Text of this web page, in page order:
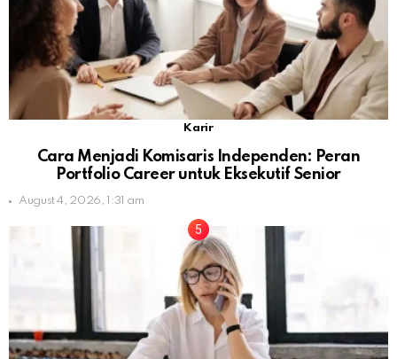
Karir
Cara Menjadi Komisaris Independen: Peran
Portfolio Career untuk Eksekutif Senior
August 4, 2026, 1:31 am